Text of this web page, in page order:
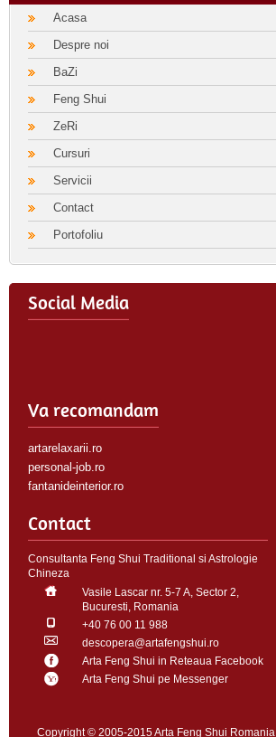
Acasa
Despre noi
BaZi
Feng Shui
ZeRi
Cursuri
Servicii
Contact
Portofoliu
Social Media
Va recomandam
artarelaxarii.ro
personal-job.ro
fantanideinterior.ro
Contact
Consultanta Feng Shui Traditional si Astrologie
Chineza
Vasile Lascar nr. 5-7 A, Sector 2,
Bucuresti, Romania
+40 76 00 11 988
descopera@artafengshui.ro
Arta Feng Shui in Reteaua Facebook
Arta Feng Shui pe Messenger
Copyright © 2005-2015 Arta Feng Shui Romania